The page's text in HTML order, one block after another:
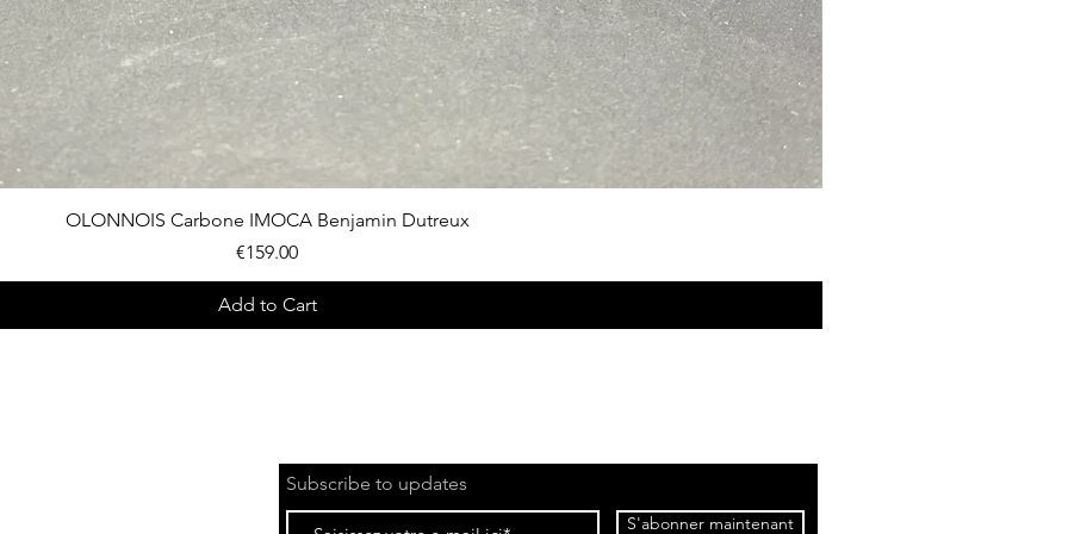
Quick View
OLONNOIS Carbone IMOCA Benjamin Dutreux
Price
€159.00
Add to Cart
Subscribe to updates
S'abonner maintenant